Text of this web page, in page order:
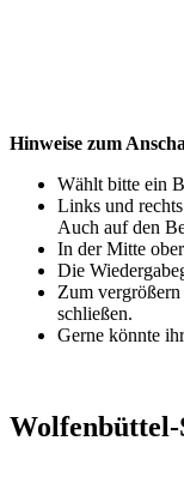
Hinweise zum
Wählt bitte ein
Links und
Auch auf den
In der Mitte
Die
Zum
schließen.
Gerne könnte
Wolfenbüttel-